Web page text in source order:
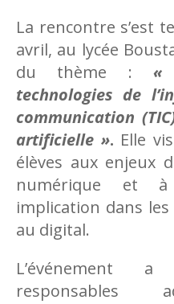
La rencontre s’est
avril, au lycée
du thème :«
technologies de
communication
artificielle ». Elle
élèves aux enjeux
numérique et à
implication dans les
au digital.
L’événement
responsables